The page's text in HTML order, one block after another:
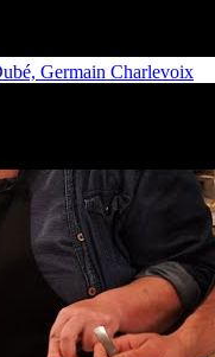
Germain Charlevoix